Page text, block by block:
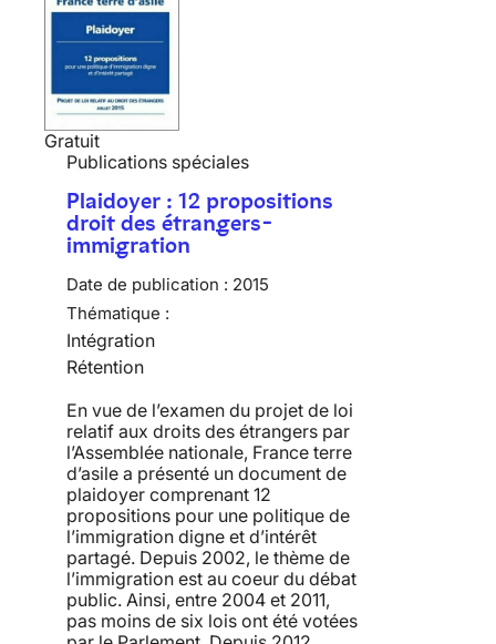
Gratuit
Publications spéciales
Plaidoyer : 12 propositions
droit des étrangers-
immigration
Date de publication : 2015
Thématique :
Intégration
Rétention
En vue de l’examen du projet de loi
relatif aux droits des étrangers par
l’Assemblée nationale, France terre
d’asile a présenté un document de
plaidoyer comprenant 12
propositions pour une politique de
l’immigration digne et d’intérêt
partagé. Depuis 2002, le thème de
l’immigration est au coeur du débat
public. Ainsi, entre 2004 et 2011,
pas moins de six lois ont été votées